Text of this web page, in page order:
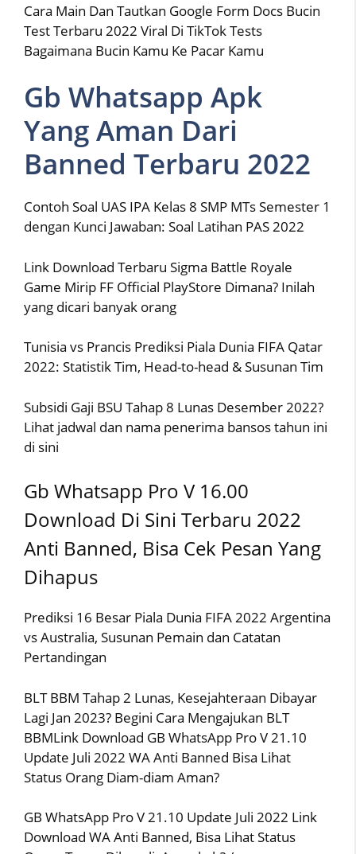
Cara Main Dan Tautkan Google Form Docs Bucin
Test Terbaru 2022 Viral Di TikTok Tests
Bagaimana Bucin Kamu Ke Pacar Kamu
Gb Whatsapp Apk
Yang Aman Dari
Banned Terbaru 2022
Contoh Soal UAS IPA Kelas 8 SMP MTs Semester 1
dengan Kunci Jawaban: Soal Latihan PAS 2022
Link Download Terbaru Sigma Battle Royale
Game Mirip FF Official PlayStore Dimana? Inilah
yang dicari banyak orang
Tunisia vs Prancis Prediksi Piala Dunia FIFA Qatar
2022: Statistik Tim, Head-to-head & Susunan Tim
Subsidi Gaji BSU Tahap 8 Lunas Desember 2022?
Lihat jadwal dan nama penerima bansos tahun ini
di sini
Gb Whatsapp Pro V 16.00
Download Di Sini Terbaru 2022
Anti Banned, Bisa Cek Pesan Yang
Dihapus
Prediksi 16 Besar Piala Dunia FIFA 2022 Argentina
vs Australia, Susunan Pemain dan Catatan
Pertandingan
BLT BBM Tahap 2 Lunas, Kesejahteraan Dibayar
Lagi Jan 2023? Begini Cara Mengajukan BLT
BBMLink Download GB WhatsApp Pro V 21.10
Update Juli 2022 WA Anti Banned Bisa Lihat
Status Orang Diam-diam Aman?
GB WhatsApp Pro V 21.10 Update Juli 2022 Link
Download WA Anti Banned, Bisa Lihat Status